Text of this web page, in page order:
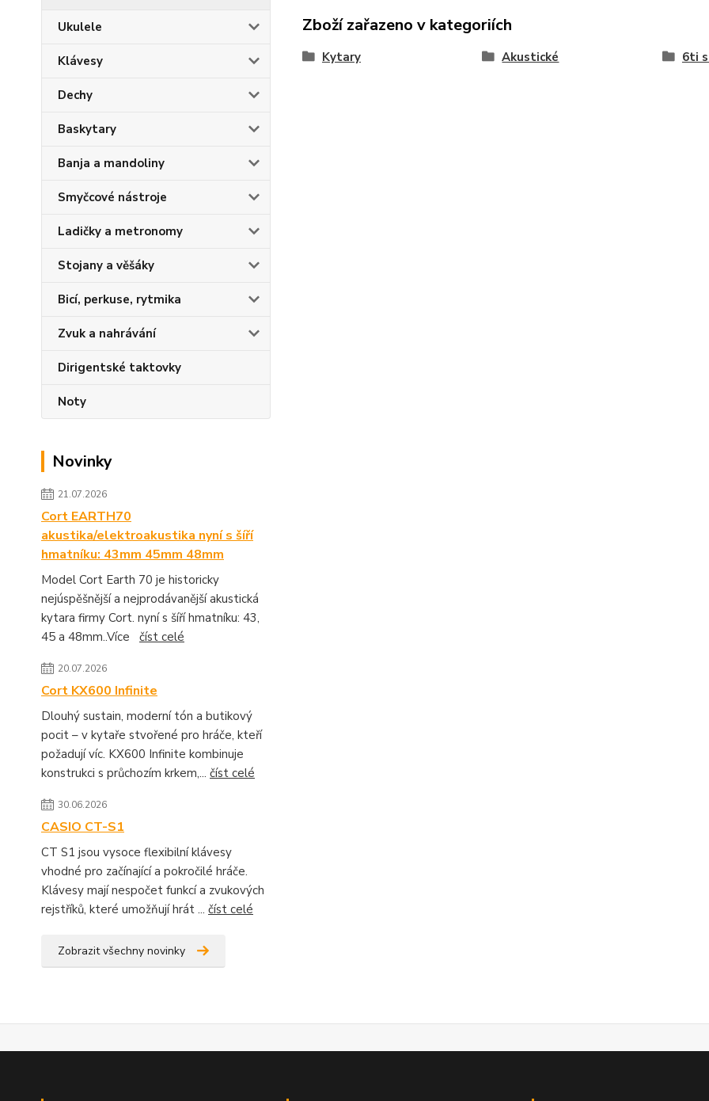
Ukulele
Klávesy
Dechy
Baskytary
Banja a mandoliny
Smyčcové nástroje
Ladičky a metronomy
Stojany a věšáky
Bicí, perkuse, rytmika
Zvuk a nahrávání
Dirigentské taktovky
Noty
Novinky
21.07.2026
Cort EARTH70
akustika/elektroakustika nyní s šíří
hmatníku: 43mm 45mm 48mm
Model Cort Earth 70 je historicky
nejúspěšnější a nejprodávanější akustická
kytara firmy Cort. nyní s šíří hmatníku: 43,
45 a 48mm..Více číst celé
20.07.2026
Cort KX600 Infinite
Dlouhý sustain, moderní tón a butikový
pocit – v kytaře stvořené pro hráče, kteří
požadují víc. KX600 Infinite kombinuje
konstrukci s průchozím krkem,... číst celé
30.06.2026
CASIO CT-S1
CT S1 jsou vysoce flexibilní klávesy
vhodné pro začínající a pokročilé hráče.
Klávesy mají nespočet funkcí a zvukových
rejstříků, které umožňují hrát ... číst celé
Zobrazit všechny novinky
Zboží zařazeno v kategoriích
Kytary Akustické 6ti